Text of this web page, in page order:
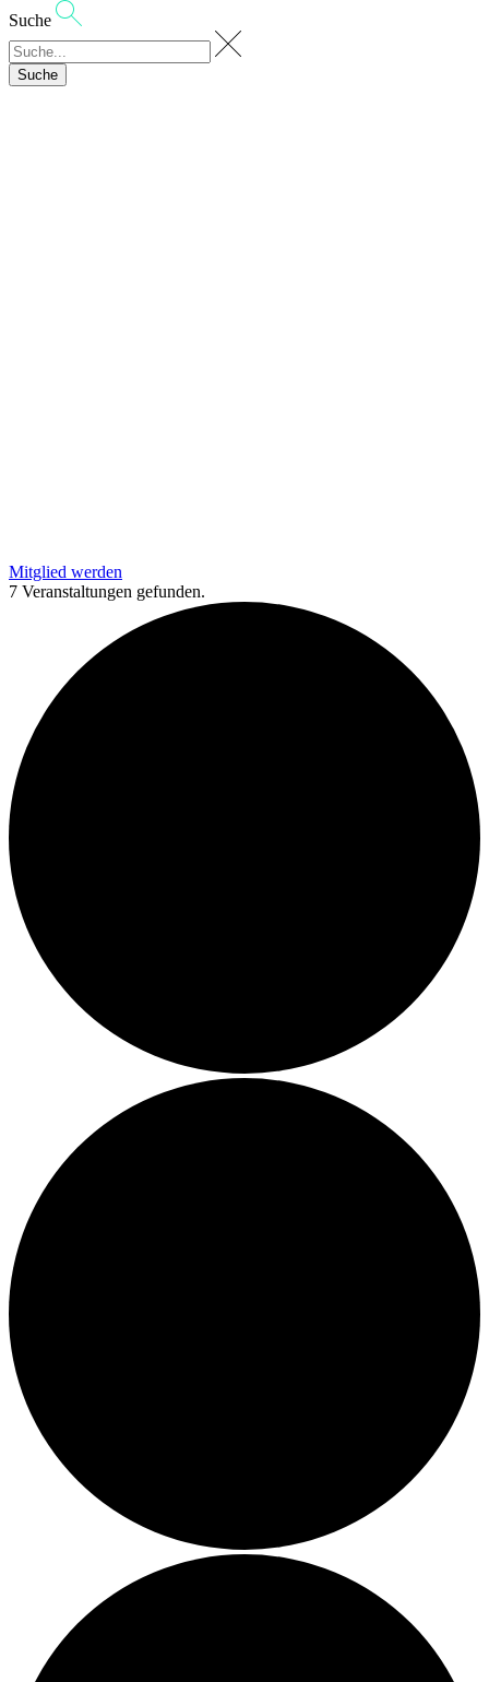
Suche
Suche
Mitglied werden
7 Veranstaltungen gefunden.